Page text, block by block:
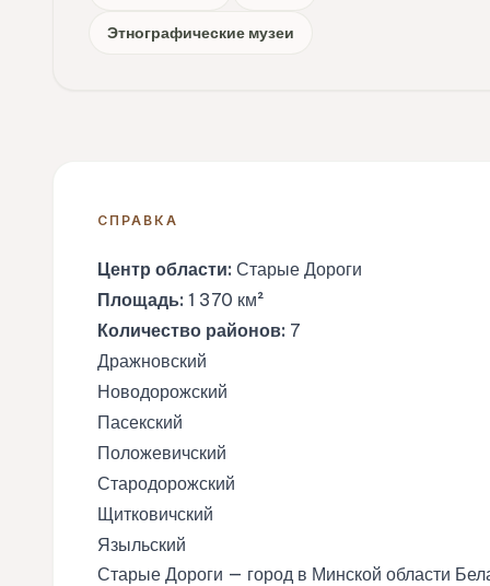
Этнографические музеи
СПРАВКА
Центр области: Старые Дороги
Площадь: 1 370 км²
Количество районов: 7
Дражновский
Новодорожский
Пасекский
Положевичский
Стародорожский
Щитковичский
Языльский
Старые Дороги — город в Минской области